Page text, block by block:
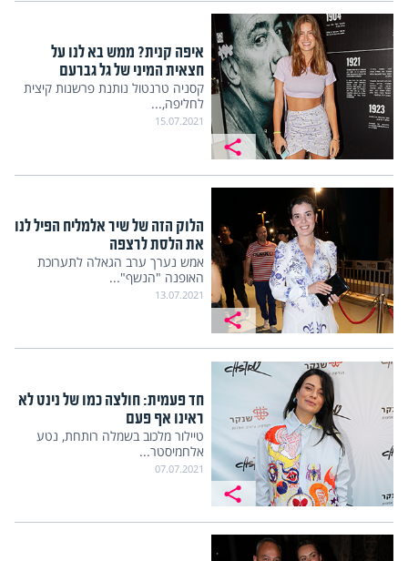
איפה קנית? ממש בא לנו על
חצאית המיני של גל גברעם
קסניה טרנטול נותנת פרשנות קיצית
לחליפה,...
15.07.2021
הלוק הזה של שיר אלמליח הפיל לנו
את הלסת לרצפה
אמש נערך ערב הגאלה לתערוכת
האופנה "הנשף"...
13.07.2021
חד פעמית: חולצה כמו של נינט לא
ראינו אף פעם
טיילור מלכוב בשמלה רותחת, נטע
אלחמיסטר...
07.07.2021